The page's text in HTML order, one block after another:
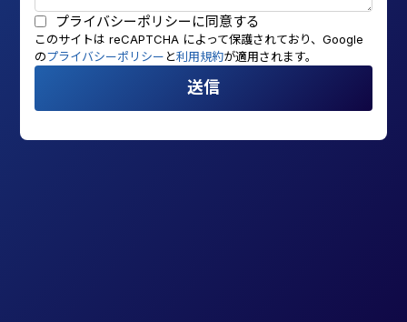
プライバシーポリシー に同意する
このサイトは reCAPTCHA によって保護されており、Google
のプライバシーポリシー と利用規約が適用されます。
送信